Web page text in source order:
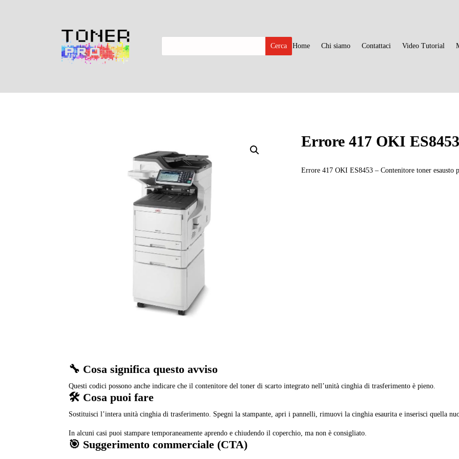
Home Chi siamo Contattaci Video Tutorial
Errore 417 OKI
Errore 417 OKI ES8453 – Contenitore toner esausto
🔧 Cosa significa questo avviso
Questi codici possono anche indicare che il contenitore del toner di scarto integrato nell’unità cinghia di trasferimento è pieno.
🛠️ Cosa puoi fare
Sostituisci l’intera unità cinghia di trasferimento. Spegni la stampante, apri i pannelli, rimuovi la cinghia esaurita e inserisci quella
In alcuni casi puoi stampare temporaneamente aprendo e chiudendo il coperchio, ma non è consigliato.
🎯 Suggerimento commerciale (CTA)